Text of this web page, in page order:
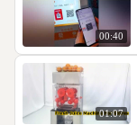
00:40
01:07